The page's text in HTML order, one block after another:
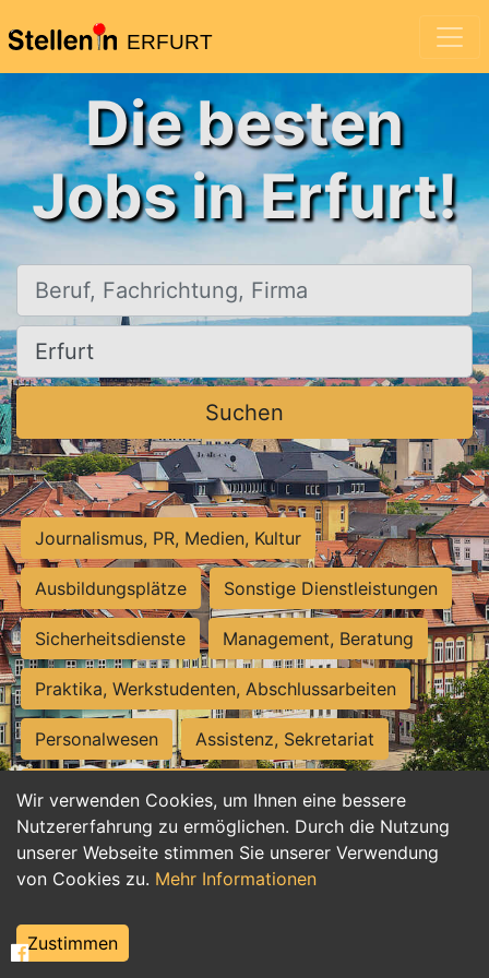
ERFURT
Wir verwenden Cookies, um Ihnen eine bessere
Nutzererfahrung zu ermöglichen. Durch die Nutzung
unserer Webseite stimmen Sie unserer Verwendung
von Cookies zu. Mehr Informationen
Zustimmen
Die besten
Jobs in Erfurt!
Beruf, Fachrichtung, Firma
Ort, Stadt
Suchen
Journalismus, PR, Medien, Kultur
Ausbildungsplätze Sonstige Dienstleistungen
Sicherheitsdienste Management, Beratung
Praktika, Werkstudenten, Abschlussarbeiten
Personalwesen Assistenz, Sekretariat
Hilfskräfte, Aushilfs- und Nebenjobs
Einkauf, Logistik, Materialwirtschaft
Weiterbildung, Studium, duale Ausbildung
Tourismus